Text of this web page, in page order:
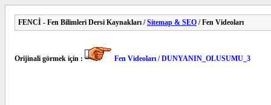
FENCİ - Fen Bilimleri Dersi Kaynakları /Sitemap & SEO / Fen Videoları
Orijinali görmek için : Fen Videoları / DUNYANIN_OLUSUMU_3